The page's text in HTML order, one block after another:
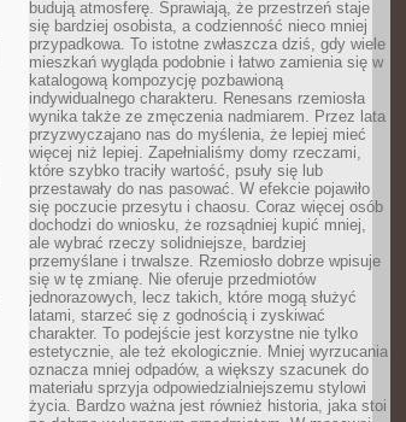
budują atmosferę. Sprawiają, że przestrzeń staje
się bardziej osobista, a codzienność nieco mniej
przypadkowa. To istotne zwłaszcza dziś, gdy wiele
mieszkań wygląda podobnie i łatwo zamienia się w
katalogową kompozycję pozbawioną
indywidualnego charakteru. Renesans rzemiosła
wynika także ze zmęczenia nadmiarem. Przez lata
przyzwyczajano nas do myślenia, że lepiej mieć
więcej niż lepiej. Zapełnialiśmy domy rzeczami,
które szybko traciły wartość, psuły się lub
przestawały do nas pasować. W efekcie pojawiło
się poczucie przesytu i chaosu. Coraz więcej osób
dochodzi do wniosku, że rozsądniej kupić mniej,
ale wybrać rzeczy solidniejsze, bardziej
przemyślane i trwalsze. Rzemiosło dobrze wpisuje
się w tę zmianę. Nie oferuje przedmiotów
jednorazowych, lecz takich, które mogą służyć
latami, starzeć się z godnością i zyskiwać
charakter. To podejście jest korzystne nie tylko
estetycznie, ale też ekologicznie. Mniej wyrzucania
oznacza mniej odpadów, a większy szacunek do
materiału sprzyja odpowiedzialniejszemu stylowi
życia. Bardzo ważna jest również historia, jaka stoi